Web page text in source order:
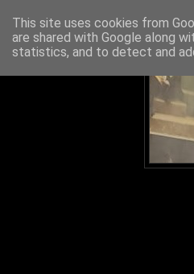
This site uses cookies from
are shared with Google along
statistics, and to detect and